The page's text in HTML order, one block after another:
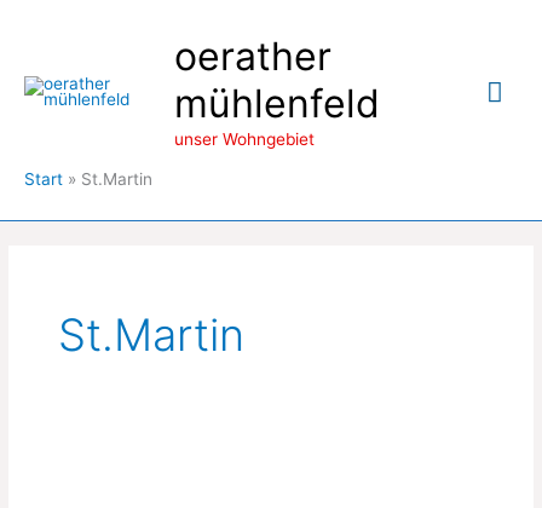
springen
oerather
mühlenfeld
unser Wohngebiet
Start St.Martin
St.Martin